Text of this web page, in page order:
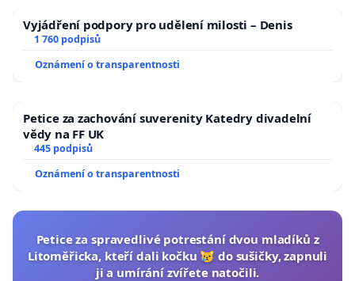
Vyjádření podpory pro udělení milosti – Denis
1 760 podpisů
Oznámení o transparentnosti
Petice za zachování suverenity Katedry divadelní
vědy na FF UK
445 podpisů
Oznámení o transparentnosti
Petice za spravedlivé potrestání dvou mladíků z
Litoměřicka, kteří dali kočku 😿 do sušičky, zapnuli
ji a umírání zvířete natočili.